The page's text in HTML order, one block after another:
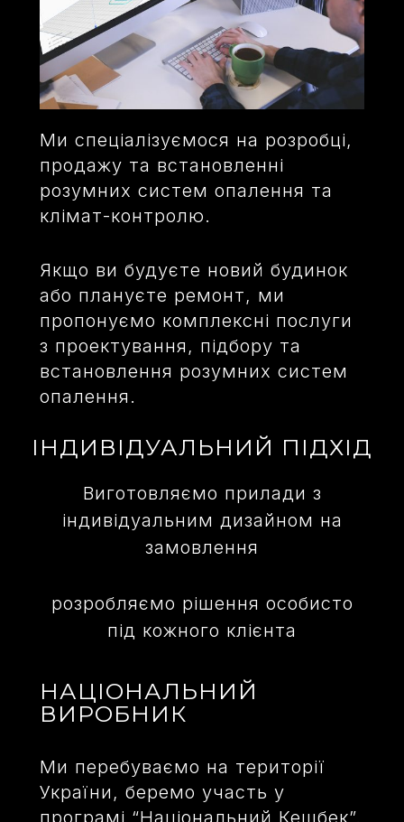
Ми спеціалізуємося на розробці,
продажу та встановленні
розумних систем опалення та
клімат-контролю.
Якщо ви будуєте новий будинок
або плануєте ремонт, ми
пропонуємо комплексні послуги
з проектування, підбору та
встановлення розумних систем
опалення.
ІНДИВІДУАЛЬНИЙ ПІДХІД
Виготовляємо прилади з
індивідуальним дизайном на
замовлення
розробляємо рішення особисто
під кожного клієнта
НАЦІОНАЛЬНИЙ
ВИРОБНИК
Ми перебуваємо на території
України, беремо участь у